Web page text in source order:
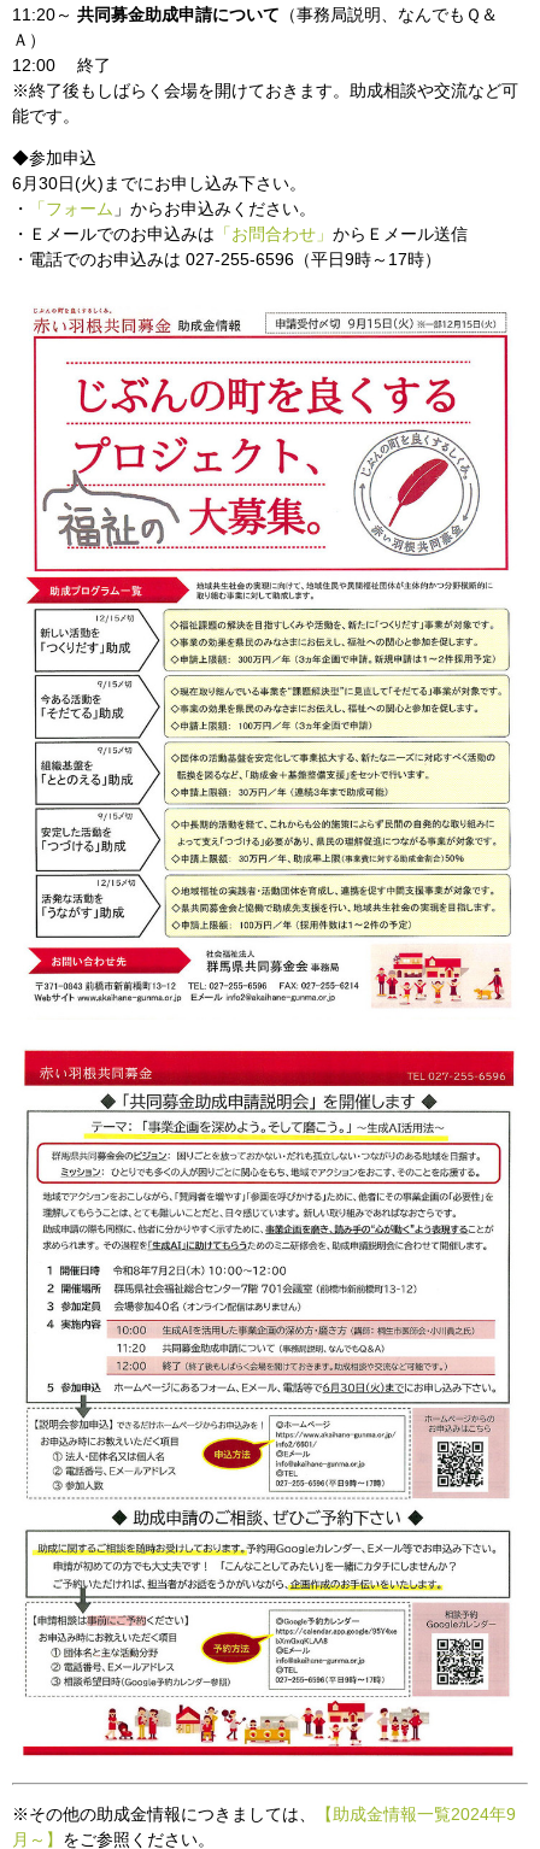
11:20～ 共同募金助成申請について （事務局説明、なんでもＱ＆
Ａ）
12:00 終了
※終了後もしばらく会場を開けておきます。助成相談や交流など可
能です。
◆参加申込
6月30日(火)までにお申し込み下さい。
・
「フォーム 」からお申込みください。
・Ｅメールでのお申込みは 「お問合わせ」 からＥメール送信
・電話でのお申込みは 027-255-6596（平日9時～17時）
※その他の助成金情報につきましては、
【助成金情報一覧2024年9
月～】 をご参照ください。